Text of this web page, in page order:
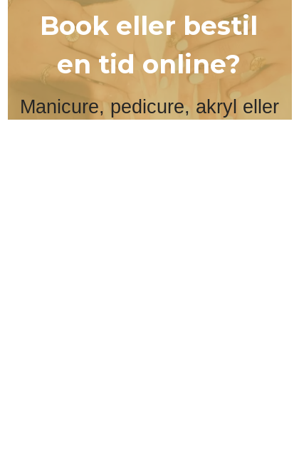
Book eller bestil
en tid online?
Manicure, pedicure, akryl eller